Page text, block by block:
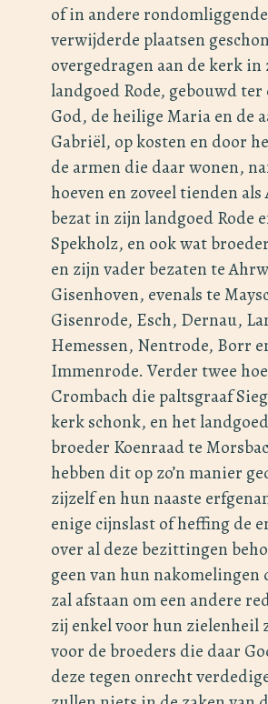
of in andere
verwijderde plaatsen
overgedragen aan de kerk in
landgoed Rode, gebouwd ter
God, de heilige Maria en de
Gabriël, op kosten en door
de armen die daar wonen,
hoeven en zoveel tienden
bezat in zijn landgoed Rode
Spekholz, en ook wat
en zijn vader bezaten te
Gisenhoven, evenals te
Gisenrode, Esch, Dernau,
Hemessen, Nentrode, Borr
Immenrode. Verder twee
Crombach die paltsgraaf
kerk schonk, en het
broeder Koenraad te
hebben dit op zo’n manier
zijzelf en hun naaste
enige cijnslast of heffing de
over al deze bezittingen
geen van hun nakomelingen
zal afstaan om een andere
zij enkel voor hun zielenheil
voor de broeders die daar
deze tegen onrecht